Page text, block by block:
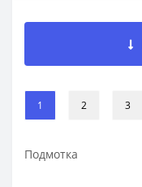
1 2 3
Подмотка